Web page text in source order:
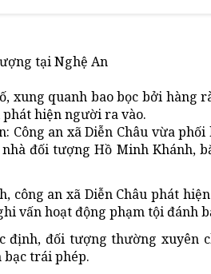
tại Nghệ An
xung quanh bao bọc bởi hàng
phát hiện người ra vào.
Công an xã Diễn Châu vừa
đối tượng Hồ Minh Khánh,
công an xã Diễn Châu phát
vấn hoạt động phạm tội đánh
đối tượng thường xuyên
bạc trái phép.